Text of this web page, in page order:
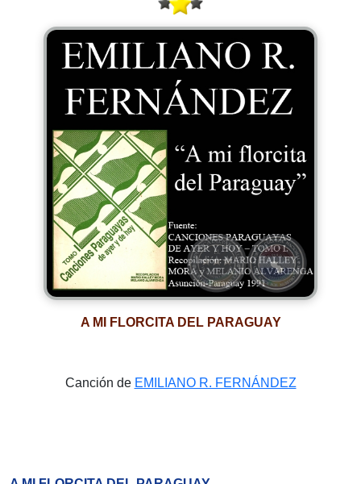
A MI FLORCITA DEL PARAGUAY
Canción de EMILIANO R. FERNÁNDEZ